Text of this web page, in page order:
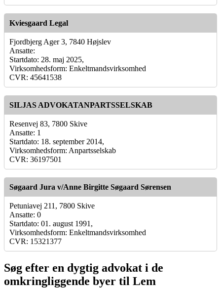
Kviesgaard Legal
Fjordbjerg Ager 3, 7840 Højslev
Ansatte:
Startdato: 28. maj 2025,
Virksomhedsform: Enkeltmandsvirksomhed
CVR: 45641538
SILJAS ADVOKATANPARTSSELSKAB
Resenvej 83, 7800 Skive
Ansatte: 1
Startdato: 18. september 2014,
Virksomhedsform: Anpartsselskab
CVR: 36197501
Søgaard Jura v/Anne Birgitte Søgaard Sørensen
Petuniavej 211, 7800 Skive
Ansatte: 0
Startdato: 01. august 1991,
Virksomhedsform: Enkeltmandsvirksomhed
CVR: 15321377
Søg efter en dygtig advokat i de
omkringliggende byer til Lem